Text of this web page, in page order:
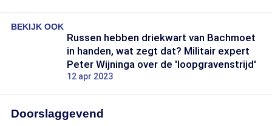
BEKIJK OOK
Russen hebben driekwart van Bachmoet
in handen, wat zegt dat? Militair expert
Peter Wijninga over de 'loopgravenstrijd'
12 apr 2023
Doorslaggevend